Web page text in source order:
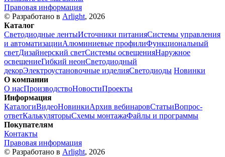
Правовая информация
© Разработано в Arlight, 2026
Каталог
Светодиодные лентыИсточники питанияСистемы управления
и автоматизацииАлюминиевые профилиФункциональный
светДизайнерский светСистемы освещенияНаружное
освещениеГибкий неонСветодиодный
декорЭлектроустановочные изделияСветодиоды Новинки
О компании
О насПроизводствоНовостиПроекты
Информация
КаталогиВидеоНовинкиАрхив вебинаровСтатьиВопрос-
ответКалькуляторыСхемы монтажаФайлы и программы
Покупателям
Контакты
Правовая информация
© Разработано в Arlight, 2026